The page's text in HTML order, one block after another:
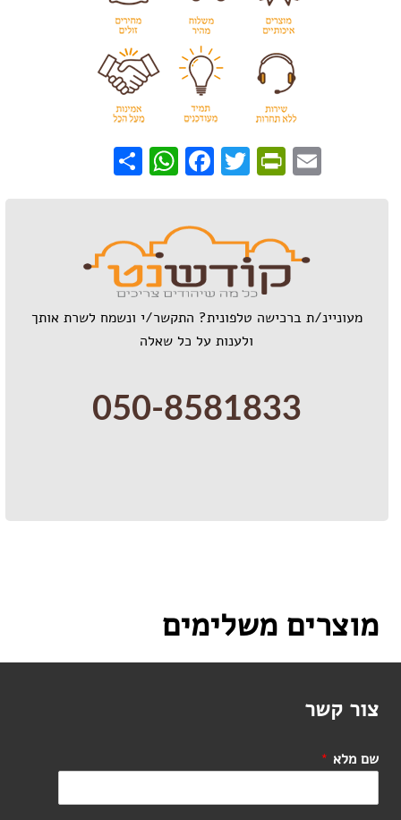
Email
PrintFriendly
Twitter
Facebook
WhatsApp
Share
מעוניינ/ת ברכישה טלפונית? התקשר/י ונשמח לשרת אותך
ולענות על כל שאלה
050-8581833
מוצרים משלימים
צור קשר
שם מלא *